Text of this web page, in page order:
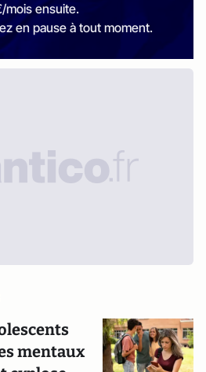
mois ensuite.
en pause à tout moment.
mentaux